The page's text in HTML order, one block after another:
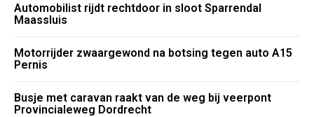
Automobilist rijdt rechtdoor in sloot Sparrendal
Maassluis
Motorrijder zwaargewond na botsing tegen auto A15
Pernis
Busje met caravan raakt van de weg bij veerpont
Provincialeweg Dordrecht